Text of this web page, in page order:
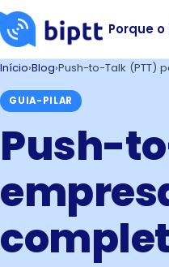
Porque o
Início›Blog›Push-to-Talk (PTT)
GUIA-PILAR
Push-